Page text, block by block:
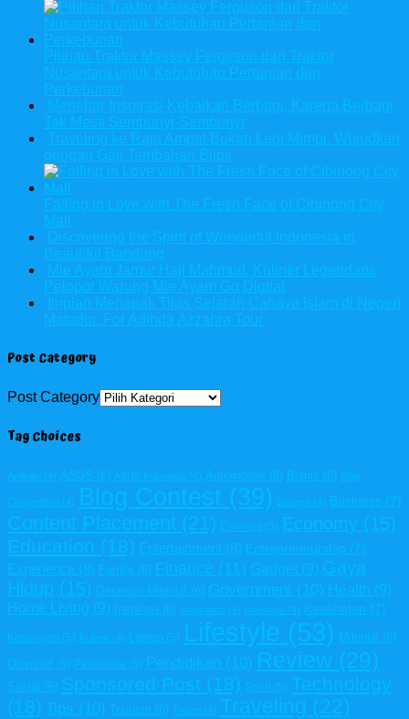
Pilihan Traktor Massey Ferguson dari Traktor
Nusantara untuk Kebutuhan Pertanian dan
Perkebunan
Menebar Inspirasi Kebaikan Berbagi, Karena Berbagi
Tak Mesti Sembunyi-Sembunyi
Traveling ke Raja Ampat Bukan Lagi Mimpi, Wujudkan
dengan Gaji Tambahan Blibli
Falling in Love with The Fresh Face of Cibinong City
Mall
Discovering the Spirit of Wonderful Indonesia in
Beautiful Bandung
Mie Ayam Jamur Haji Mahmud, Kuliner Legendaris
Pelopor Warung Mie Ayam Go Digital
Impian Menapak Tilas Sejarah Cahaya Islam di Negeri
Matador, For Adinda Azzahra Tour
Post Category
Post Category
Tag Choices
Aplikasi (4) ASUS (6) ASUS Indonesia (4) Automotive (6) Bisnis (6) Blog
Competition (4) Blog Contest (39) Budaya (4) Business (7)
Content Placement (21) Culinary (5) Economy (15)
Education (18) Entertainment (8) Entrepreneurship (7)
Experience (8) Family (6) Finance (11) Gadget (9) Gaya
Hidup (15) Generasi Milenial (6) Government (10) Health (9)
Home Living (9) Inspirasi (6) Inspiration (4) Investasi (4) Kesehatan (7)
Keuangan (5) Kuliner (4) Laptop (5) Lifestyle (53) Milenial (6)
Otomotif
(6) Pariwisata (5) Pendidikan (10) Review (29)
Social (6) Sponsored Post (18) Sport (5) Technology
(18) Tips (10) Tourism (6) Travel (4) Traveling (22)